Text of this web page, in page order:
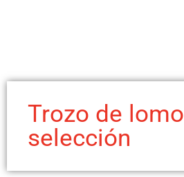
Trozo de lomo
selección